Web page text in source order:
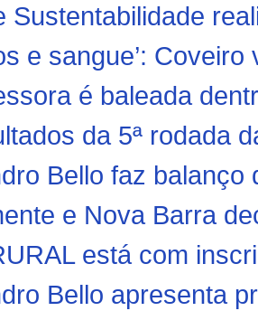
Sustentabilidade
e sangue’:
é baleada
da 5ª rodada
Bello faz
e Nova Barra
está com
Bello apresenta